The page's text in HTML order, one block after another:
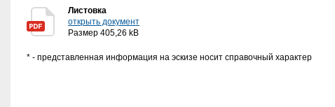
Листовка
открыть документ
Размер 405,26 kB
* - представленная информация на эскизе носит справочный характер